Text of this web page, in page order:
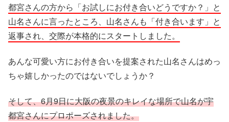
都宮さんの方から「お試しにお付き合いどうですか？」と
山名さんに言ったところ、山名さんも「付き合います」と
返事され、交際が本格的にスタートしました。
あんな可愛い方にお付き合いを提案された山名さんはめっ
ちゃ嬉しかったのではないでしょうか？
そして、6月9日に大阪の夜景のキレイな場所で山名が宇
都宮さんにプロポーズされました。